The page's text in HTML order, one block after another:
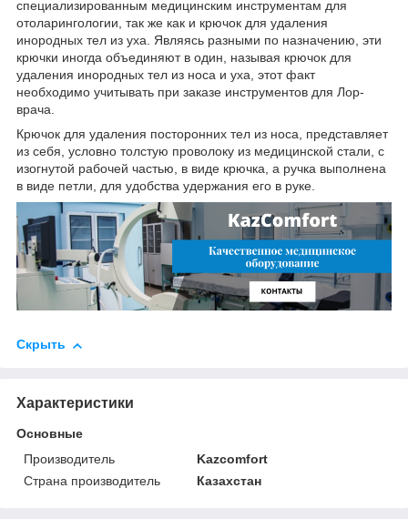
специализированным медицинским инструментам для
отоларингологии, так же как и крючок для удаления
инородных тел из уха. Являясь разными по назначению, эти
крючки иногда объединяют в один, называя крючок для
удаления инородных тел из носа и уха, этот факт
необходимо учитывать при заказе инструментов для Лор-
врача.
Крючок для удаления посторонних тел из носа, представляет
из себя, условно толстую проволоку из медицинской стали, с
изогнутой рабочей частью, в виде крючка, а ручка выполнена
в виде петли, для удобства удержания его в руке.
Скрыть
Характеристики
Основные
Производитель
Kazcomfort
Страна производитель
Казахстан